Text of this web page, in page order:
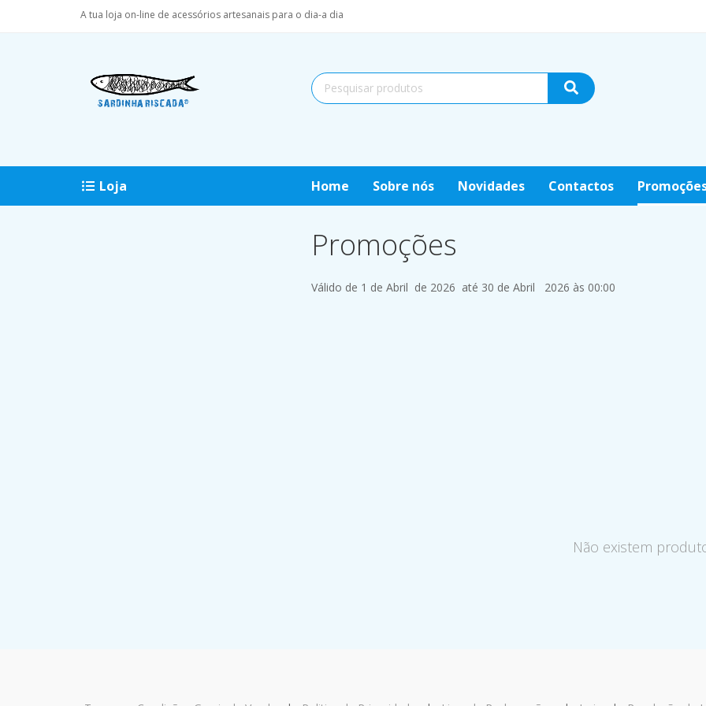
A tua loja on-line de acessórios artesanais para o dia-a dia
Home Sobre nós Novidades Contactos
Loja
Promoções
Válido de 1 de Abril de 2026 até 30 de Abril 2026 às 00:00
Não existem